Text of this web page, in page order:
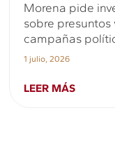
Morena pide
sobre
campañas
1 julio, 2026
LEER MÁS